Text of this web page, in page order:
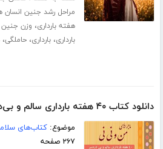
مراحل رشد جنین انسان
هفته بارداری، وزن
بارداری،بارداری،حاملگی،
دانلود کتاب ۴۰ هفته بارداری سالم و بی‌دردسر
موضوع:کتاب‌های
۲۶۷ صفحه